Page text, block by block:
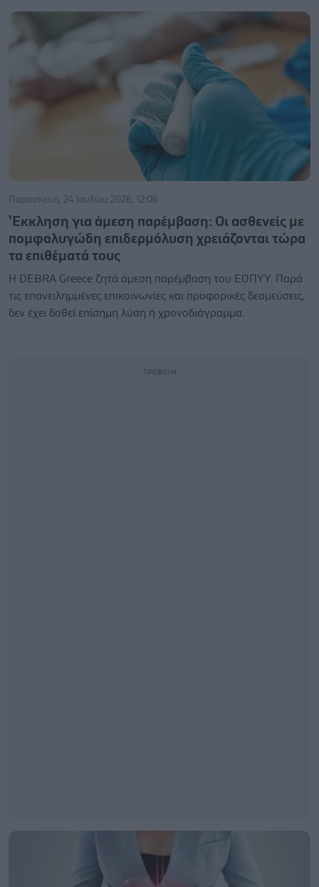
Παρασκευή, 24 Ιουλίου 2026, 12:06
'Εκκληση για άμεση παρέμβαση: Οι ασθενείς με
πομφολυγώδη επιδερμόλυση χρειάζονται τώρα
τα επιθέματά τους
Η DEBRA Greece ζητά άμεση παρέμβαση του ΕΟΠΥΥ. Παρά
τις επανειλημμένες επικοινωνίες και προφορικές δεσμεύσεις,
δεν έχει δοθεί επίσημη λύση ή χρονοδιάγραμμα.